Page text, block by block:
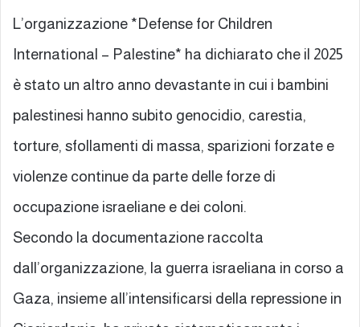
L’organizzazione *Defense for Children
International – Palestine* ha dichiarato che il 2025
è stato un altro anno devastante in cui i bambini
palestinesi hanno subito genocidio, carestia,
torture, sfollamenti di massa, sparizioni forzate e
violenze continue da parte delle forze di
occupazione israeliane e dei coloni.
Secondo la documentazione raccolta
dall’organizzazione, la guerra israeliana in corso a
Gaza, insieme all’intensificarsi della repressione in